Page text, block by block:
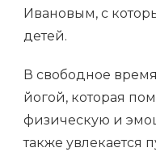
Ивановым, с
детей.
В свободное
йогой, которая
физическую и
также увлекается